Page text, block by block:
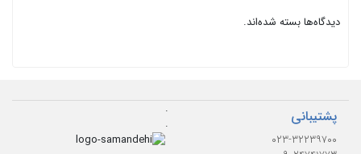
دیدگاه‌ها بسته شده‌اند.
پشتیبانی
۰۲۳-۳۲۲۳۹۷۰۰
.
.